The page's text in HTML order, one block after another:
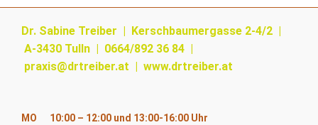
Dr. Sabine Treiber | Kerschbaumergasse 2-4/2 |
A-3430 Tulln | 0664/892 36 84 |
praxis@drtreiber.at
www.drtreiber.at
MO 10:00 – 12:00 und 13:00-16:00 Uhr